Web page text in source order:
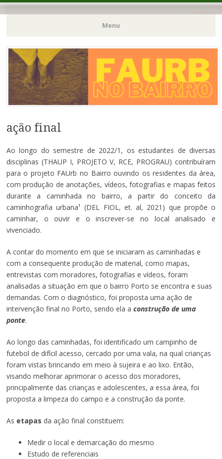
Menu
Pular
para
o
conteúdo
ação final
Ao longo do semestre de 2022/1, os estudantes de diversas
disciplinas (THAUP I, PROJETO V, RCE, PROGRAU) contribuíram
para o projeto FAUrb no Bairro ouvindo os residentes da área,
com produção de anotações, vídeos, fotografias e mapas feitos
durante a caminhada no bairro, a partir do conceito da
caminhografia urbana¹ (DEL FIOL, et. al, 2021) que propõe o
caminhar, o ouvir e o inscrever-se no local analisado e
vivenciado.
A contar do momento em que se iniciaram as caminhadas e
com a consequente produção de material, como mapas,
entrevistas com moradores, fotografias e vídeos, foram
analisadas a situação em que o bairro Porto se encontra e suas
demandas. Com o diagnóstico, foi proposta uma ação de
intervenção final no Porto, sendo ela a construção de uma
ponte.
Ao longo das caminhadas, foi identificado um campinho de
futebol de difícil acesso, cercado por uma vala, na qual crianças
foram vistas brincando em meio à sujeira e ao lixo. Então,
visando melhorar aprimorar o acesso dos moradores,
principalmente das crianças e adolescentes, a essa área, foi
proposta a limpeza do campo e a construção da ponte.
As etapas da ação final constituem:
Medir o local e demarcação do mesmo
Estudo de referenciais